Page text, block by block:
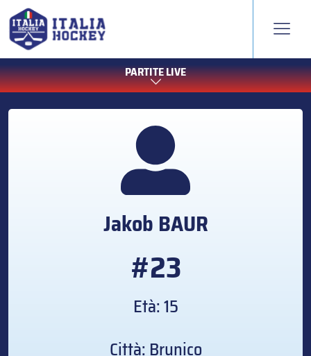
PARTITE LIVE
Jakob BAUR
#23
Età: 15
Città: Brunico